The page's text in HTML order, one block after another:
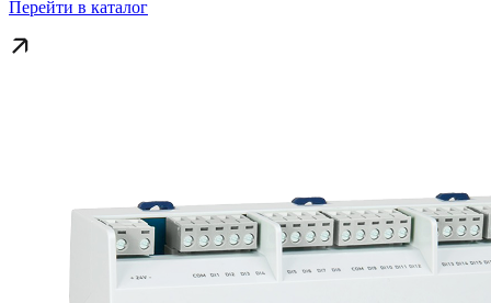
Перейти в каталог